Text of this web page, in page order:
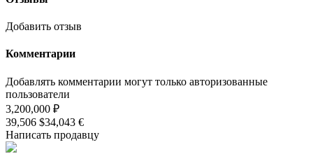
Добавить отзыв
Комментарии
Добавлять комментарии могут только авторизованные
пользователи
3,200,000 ₽
39,506 $34,043 €
Написать продавцу